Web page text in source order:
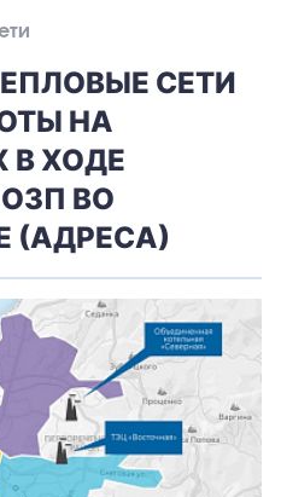
СЕТИ
НА
В ХОДЕ
ВО
(АДРЕСА)